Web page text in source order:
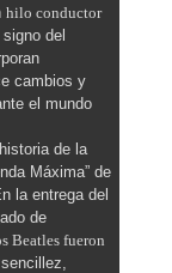
hilo conductor
del
cambios y
el mundo
de la
Máxima” de
la entrega del
de
Beatles fueron